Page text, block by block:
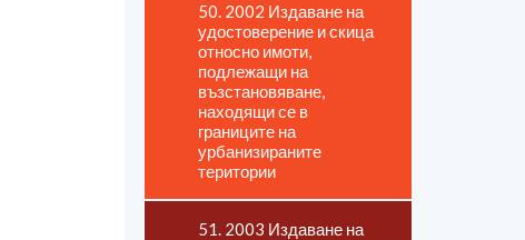
50. 2002 Издаване на
удостоверение и скица
относно имоти,
подлежащи на
възстановяване,
находящи се в
границите на
урбанизираните
територии
51. 2003 Издаване на